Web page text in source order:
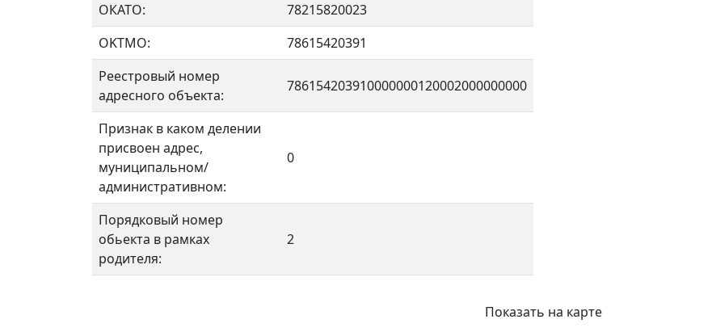
ОКАТО:
78215820023
OKTMO:
78615420391
Реестровый номер
адресного объекта:
786154203910000000120002000000000
Признак в каком делении
присвоен адрес,
муниципальном/
административном:
0
Порядковый номер
обьекта в рамках
родителя:
2
Показать на карте